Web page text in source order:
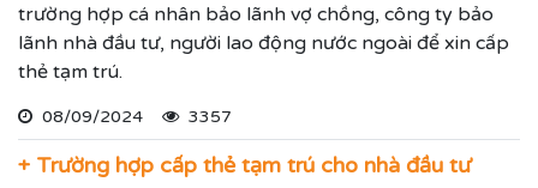
trường hợp cá nhân bảo lãnh vợ chồng, công ty bảo
lãnh nhà đầu tư, người lao động nước ngoài để xin cấp
thẻ tạm trú.
08/09/2024 3357
+ Trường hợp cấp thẻ tạm trú cho nhà đầu tư